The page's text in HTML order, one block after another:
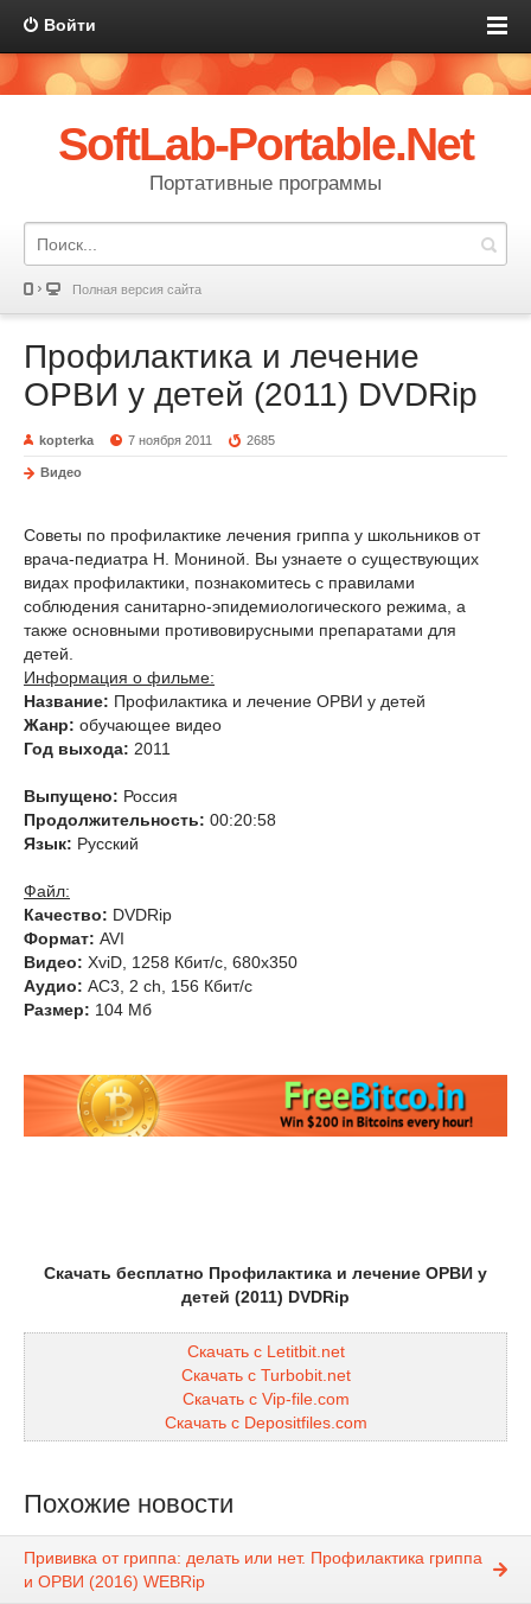
Войти
SoftLab-Portable.Net
Портативные программы
Полная версия сайта
Профилактика и лечение
ОРВИ у детей (2011) DVDRip
kopterka 7 ноября 2011 2685
Видео
Советы по профилактике лечения гриппа у школьников от
врача-педиатра Н. Мониной. Вы узнаете о существующих
видах профилактики, познакомитесь с правилами
соблюдения санитарно-эпидемиологического режима, а
также основными противовирусными препаратами для
детей.
Информация о фильме:
Название: Профилактика и лечение ОРВИ у детей
Жанр: обучающее видео
Год выхода: 2011
Выпущено: Россия
Продолжительность: 00:20:58
Язык: Русский
Файл:
Качество: DVDRip
Формат: AVI
Видео: XviD, 1258 Кбит/с, 680x350
Аудио: AC3, 2 ch, 156 Кбит/с
Размер: 104 Мб
Скачать бесплатно Профилактика и лечение ОРВИ у
детей (2011) DVDRip
Скачать с Letitbit.net
Скачать с Turbobit.net
Скачать с Vip-file.com
Скачать с Depositfiles.com
Похожие новости
Прививка от гриппа: делать или нет. Профилактика гриппа
и ОРВИ (2016) WEBRip